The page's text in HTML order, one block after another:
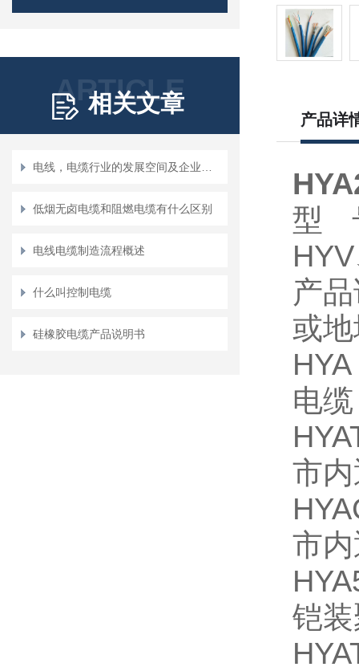
ARTICLE
相关文章
低烟无卤电缆和阻燃电缆有什么区别
电线电缆制造流程概述
什么叫控制电缆
硅橡胶电缆产品说明书
产品详
型
产
或
电缆
市
市
铠